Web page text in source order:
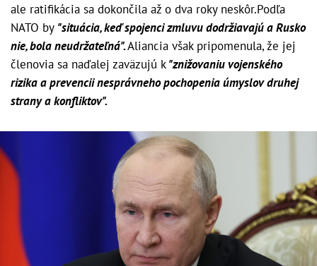
ale ratifikácia sa dokončila až o dva roky neskôr.Podľa
NATO by "situácia, keď spojenci zmluvu dodržiavajú a Rusko
nie, bola neudržateľná".Aliancia však pripomenula, že jej
členovia sa naďalej zaväzujú k"znižovaniu vojenského
rizika a prevencii nesprávneho pochopenia úmyslov druhej
strany a konfliktov".